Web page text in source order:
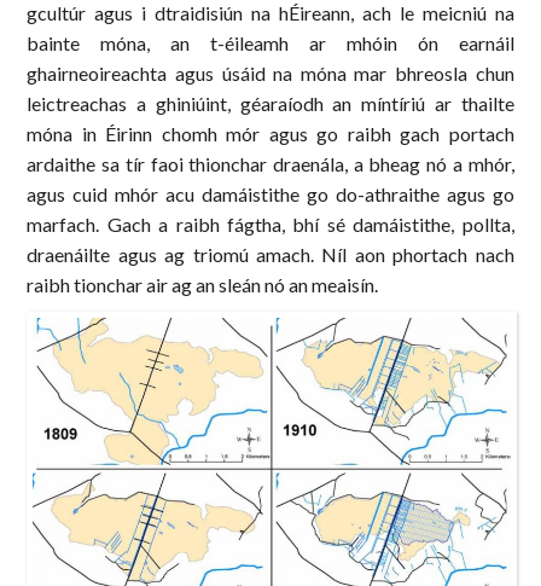
gcultúr agus i dtraidisiún na hÉireann, ach le meicniú na
bainte móna, an t-éileamh ar mhóin ón earnáil
ghairneoireachta agus úsáid na móna mar bhreosla chun
leictreachas a ghiniúint, géaraíodh an míntíriú ar thailte
móna in Éirinn chomh mór agus go raibh gach portach
ardaithe sa tír faoi thionchar draenála, a bheag nó a mhór,
agus cuid mhór acu damáistithe go do-athraithe agus go
marfach. Gach a raibh fágtha, bhí sé damáistithe, pollta,
draenáilte agus ag triomú amach. Níl aon phortach nach
raibh tionchar air ag an sleán nó an meaisín.